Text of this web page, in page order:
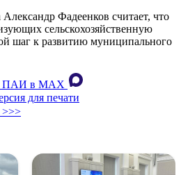
Фадеенков считает, что
сельскохозяйственную
шаг к развитию муниципального
ПАИ в MAХ
для печати
>>>